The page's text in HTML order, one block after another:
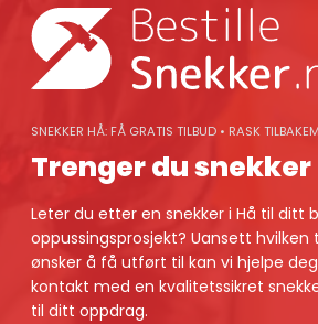
content
SNEKKER HÅ: FÅ GRATIS TILBUD • RASK
Trenger du snekker
Leter du etter en snekker i Hå til ditt
oppussingsprosjekt? Uansett hvilken
ønsker å få utført til kan vi hjelpe
kontakt med en kvalitetssikret
til ditt oppdrag.